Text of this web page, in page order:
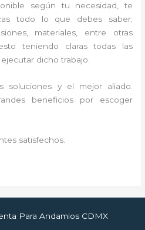
según tu necesidad, te
todo lo que debes saber;
materiales, entre otras
teniendo claras todas las
dicho trabajo.
soluciones y el mejor aliado.
beneficios por escoger
satisfechos.
Para Andamios CDMX